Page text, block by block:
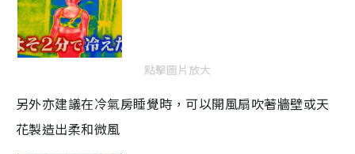
點擊圖片放大
另外亦建議在冷氣房睡覺時，可以開風扇吹著牆壁或天
花製造出柔和微風